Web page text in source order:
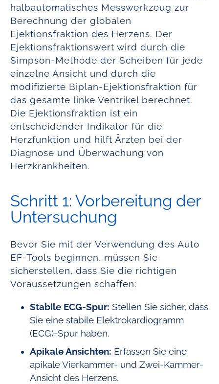
halbautomatisches Messwerkzeug zur
Berechnung der globalen
Ejektionsfraktion des Herzens. Der
Ejektionsfraktionswert wird durch die
Simpson-Methode der Scheiben für jede
einzelne Ansicht und durch die
modifizierte Biplan-Ejektionsfraktion für
das gesamte linke Ventrikel berechnet.
Die Ejektionsfraktion ist ein
entscheidender Indikator für die
Herzfunktion und hilft Ärzten bei der
Diagnose und Überwachung von
Herzkrankheiten.
Schritt 1: Vorbereitung der
Untersuchung
Bevor Sie mit der Verwendung des Auto
EF-Tools beginnen, müssen Sie
sicherstellen, dass Sie die richtigen
Voraussetzungen schaffen:
Stabile ECG-Spur: Stellen Sie sicher, dass
Sie eine stabile Elektrokardiogramm
(ECG)-Spur haben.
Apikale Ansichten: Erfassen Sie eine
apikale Vierkammer- und Zwei-Kammer-
Ansicht des Herzens.